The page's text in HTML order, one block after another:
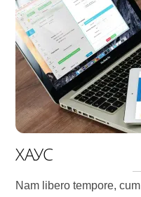
ХАУС
Nam libero tempore,